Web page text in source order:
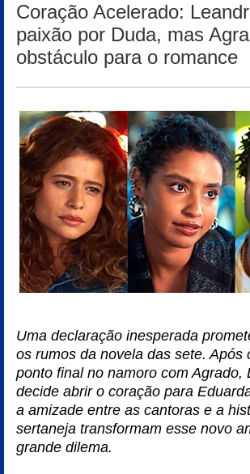
Coração Acelerado:
paixão por Duda, mas
obstáculo para o romance
Uma declaração inesperada
os rumos da novela das sete. Após
ponto final no namoro com Agrado,
decide abrir o coração para
a amizade entre as cantoras e a
sertaneja transformam esse novo
grande dilema.